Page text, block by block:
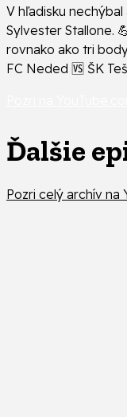
V hľadisku
Sylvester Stallone.
rovnako ako tri
FC Neded 🆚 ŠK
Ďalšie
Pozri celý archív na